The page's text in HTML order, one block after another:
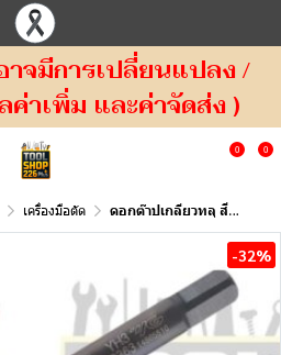
าจมีการเปลี่ยนแปลง /
าเพิ่ม และค่าจัดส่ง )
0 0
เครื่องมือตัด ดอกต๊าปเกลียวทลุ สีดำ I-GP T1022 YG HSS-EX
-32%